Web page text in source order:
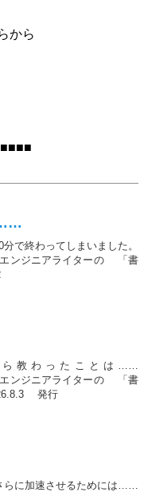
から
……
で終わってしまいました。
アライターの 「書
教わったことは……
アライターの 「書
発行
らに加速させるためには……